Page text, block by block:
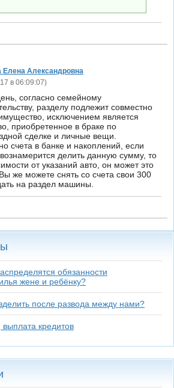
Елена Александровна
в 06:09:07)
согласно семейному
разделу подлежит совместно
исключением является
приобретенное в браке по
сделке и личные вещи.
счета в банке и накоплений, если
делить данную сумму, то
от указаний авто, он может это
же можете снять со счета свои 300
на раздел машины.
обязанности
жене и ребёнку?
после развода между нами?
кредитов